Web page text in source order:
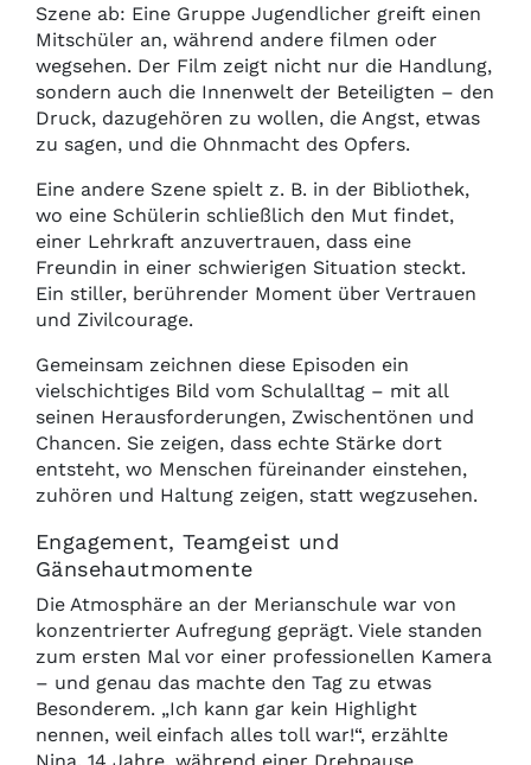
Szene ab: Eine Gruppe Jugendlicher greift einen
Mitschüler an, während andere filmen oder
wegsehen. Der Film zeigt nicht nur die Handlung,
sondern auch die Innenwelt der Beteiligten – den
Druck, dazugehören zu wollen, die Angst, etwas
zu sagen, und die Ohnmacht des Opfers.
Eine andere Szene spielt z. B. in der Bibliothek,
wo eine Schülerin schließlich den Mut findet,
einer Lehrkraft anzuvertrauen, dass eine
Freundin in einer schwierigen Situation steckt.
Ein stiller, berührender Moment über Vertrauen
und Zivilcourage.
Gemeinsam zeichnen diese Episoden ein
vielschichtiges Bild vom Schulalltag – mit all
seinen Herausforderungen, Zwischentönen und
Chancen. Sie zeigen, dass echte Stärke dort
entsteht, wo Menschen füreinander einstehen,
zuhören und Haltung zeigen, statt wegzusehen.
Engagement, Teamgeist und
Gänsehautmomente
Die Atmosphäre an der Merianschule war von
konzentrierter Aufregung geprägt. Viele standen
zum ersten Mal vor einer professionellen Kamera
– und genau das machte den Tag zu etwas
Besonderem. „Ich kann gar kein Highlight
nennen, weil einfach alles toll war!“, erzählte
Nina, 14 Jahre, während einer Drehpause.